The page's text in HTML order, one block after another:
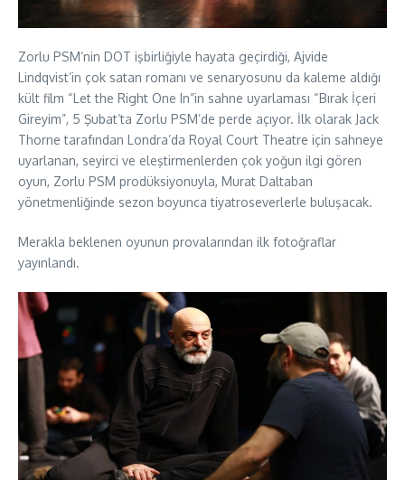
Zorlu PSM’nin DOT işbirliğiyle hayata geçirdiği, Ajvide
Lindqvist’in çok satan romanı ve senaryosunu da kaleme aldığı
kült film “Let the Right One In”in sahne uyarlaması “Bırak İçeri
Gireyim”, 5 Şubat’ta Zorlu PSM’de perde açıyor. İlk olarak Jack
Thorne tarafından Londra’da Royal Court Theatre için sahneye
uyarlanan, seyirci ve eleştirmenlerden çok yoğun ilgi gören
oyun, Zorlu PSM prodüksiyonuyla, Murat Daltaban
yönetmenliğinde sezon boyunca tiyatroseverlerle buluşacak.
Merakla beklenen oyunun provalarından ilk fotoğraflar
yayınlandı.